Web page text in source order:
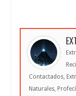
Contactados,
Naturales,